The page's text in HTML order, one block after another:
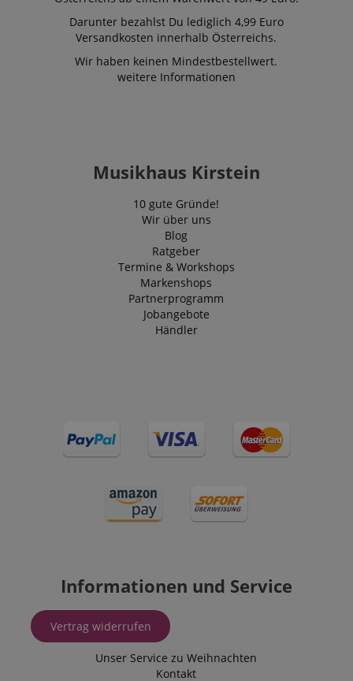
Darunter bezahlst Du lediglich 4,99 Euro
Versandkosten innerhalb Österreichs.
Wir haben keinen Mindestbestellwert.
weitere Informationen
Musikhaus Kirstein
10 gute Gründe!
Wir über uns
Blog
Ratgeber
Termine & Workshops
Markenshops
Partnerprogramm
Jobangebote
Händler
Informationen und Service
Vertrag widerrufen
Unser Service zu Weihnachten
Kontakt